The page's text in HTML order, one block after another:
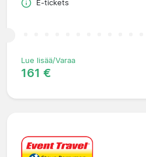
E-tickets
Lue lisää/Varaa
161 €